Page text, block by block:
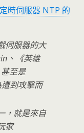
時伺服器 NTP 的
伺服器的大
、《英雄
至是
到攻擊而
，就是來自
家